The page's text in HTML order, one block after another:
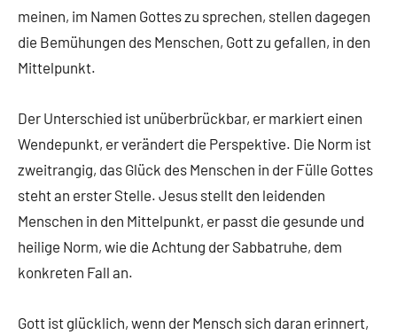
meinen, im Namen Gottes zu sprechen, stellen dagegen
die Bemühungen des Menschen, Gott zu gefallen, in den
Mittelpunkt.
Der Unterschied ist unüberbrückbar, er markiert einen
Wendepunkt, er verändert die Perspektive. Die Norm ist
zweitrangig, das Glück des Menschen in der Fülle Gottes
steht an erster Stelle. Jesus stellt den leidenden
Menschen in den Mittelpunkt, er passt die gesunde und
heilige Norm, wie die Achtung der Sabbatruhe, dem
konkreten Fall an.
Gott ist glücklich, wenn der Mensch sich daran erinnert,